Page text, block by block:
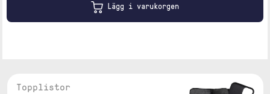
Lägg i varukorgen
Topplistor